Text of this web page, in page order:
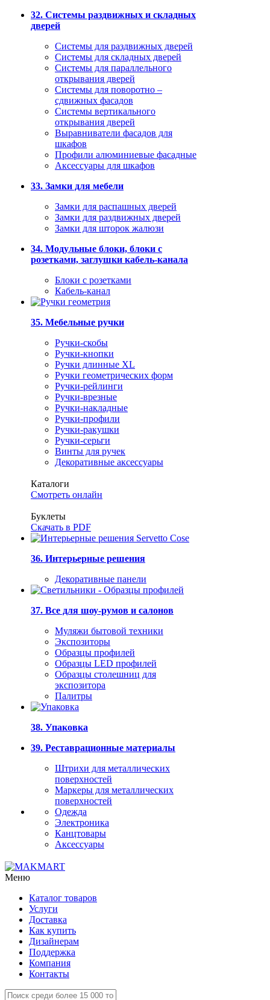
32. Системы раздвижных и складных
дверей
Системы для раздвижных дверей
Системы для складных дверей
Системы для параллельного
открывания дверей
Системы для поворотно –
сдвижных фасадов
Системы вертикального
открывания дверей
Выравниватели фасадов для
шкафов
Профили алюминиевые фасадные
Аксессуары для шкафов
33. Замки для мебели
Замки для распашных дверей
Замки для раздвижных дверей
Замки для шторок жалюзи
34. Модульные блоки, блоки с
розетками, заглушки кабель-канала
Блоки с розетками
Кабель-канал
35. Мебельные ручки
Ручки-скобы
Ручки-кнопки
Ручки длинные XL
Ручки геометрических форм
Ручки-рейлинги
Ручки-врезные
Ручки-накладные
Ручки-профили
Ручки-ракушки
Ручки-серьги
Винты для ручек
Декоративные аксессуары
Каталоги
Смотреть онлайн
Буклеты
Скачать в PDF
36. Интерьерные решения
Декоративные панели
37. Все для шоу-румов и салонов
Муляжи бытовой техники
Экспозиторы
Образцы профилей
Образцы LED профилей
Образцы столешниц для
экспозитора
Палитры
38. Упаковка
39. Реставрационные материалы
Штрихи для металлических
поверхностей
Маркеры для металлических
поверхностей
Одежда
Электроника
Канцтовары
Аксессуары
Меню
Каталог товаров
Услуги
Доставка
Как купить
Дизайнерам
Поддержка
Компания
Контакты